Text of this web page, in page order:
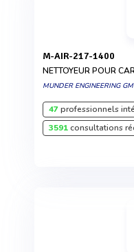
M-AIR-217-1400
NETTOYEUR POUR
MUNDER ENGINEERING
47professionnels
3591consultations